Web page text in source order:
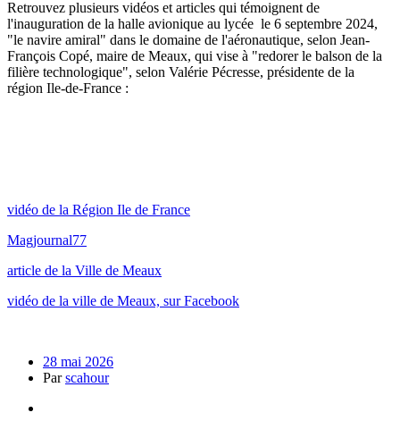
Retrouvez plusieurs vidéos et articles qui témoignent de
l'inauguration de la halle avionique au lycée le 6 septembre 2024,
"le navire amiral" dans le domaine de l'aéronautique, selon Jean-
François Copé, maire de Meaux, qui vise à "redorer le balson de la
filière technologique", selon Valérie Pécresse, présidente de la
région Ile-de-France :
vidéo de la Région Ile de France
Magjournal77
article de la Ville de Meaux
vidéo de la ville de Meaux, sur Facebook
28 mai 2026
Parscahour